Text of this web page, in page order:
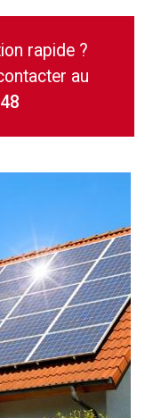
rapide ?
au